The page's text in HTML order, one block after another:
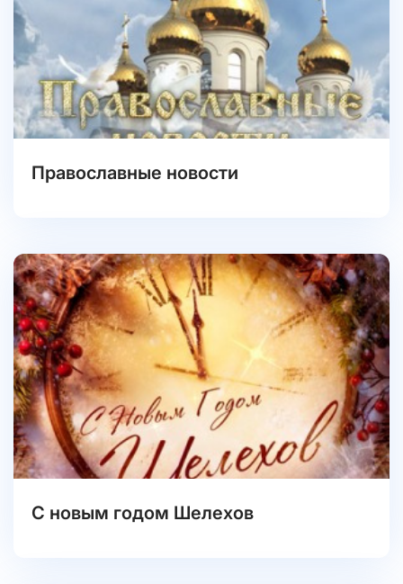
Православные новости
С новым годом Шелехов